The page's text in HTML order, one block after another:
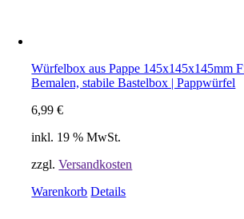
Würfelbox aus Pappe 145x145x145mm
Bemalen, stabile Bastelbox | Pappwürfel
6,99€
inkl. 19 % MwSt.
zzgl.Versandkosten
Warenkorb Details